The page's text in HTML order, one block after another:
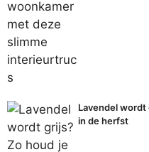
Lavendel wordt
in de herfst